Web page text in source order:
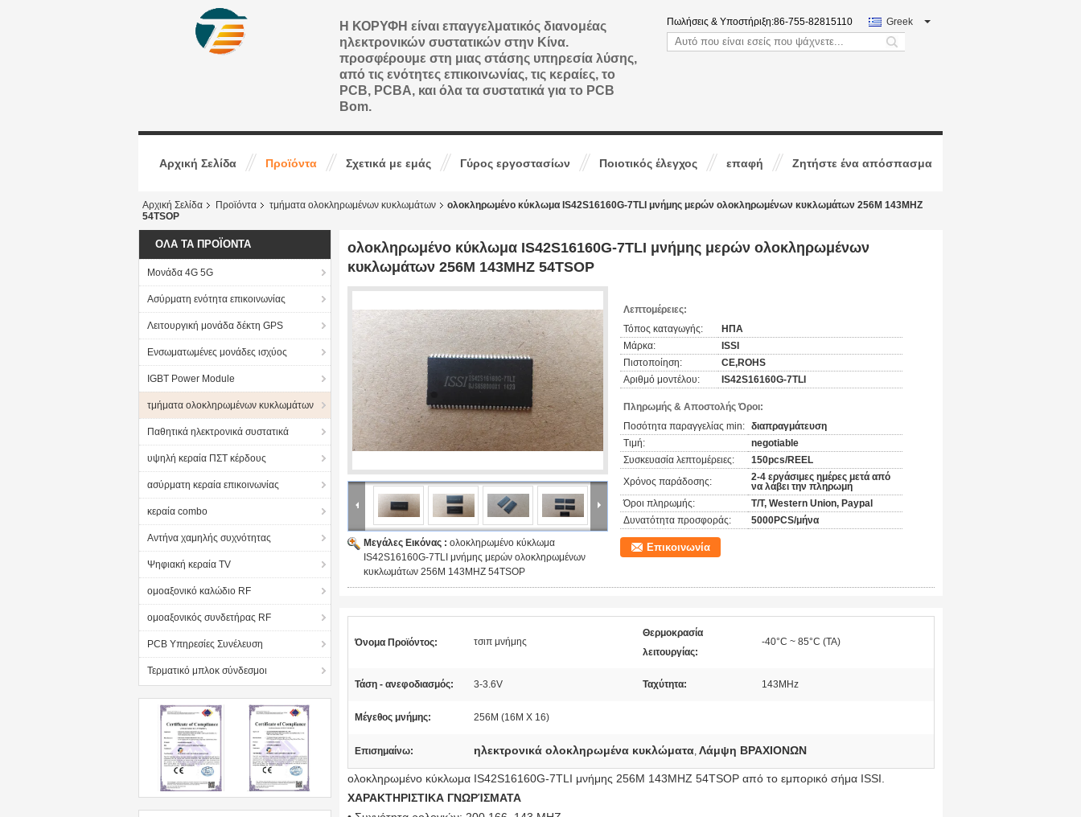
Η ΚΟΡΥΦΗ είναι επαγγελματικός διανομέας
ηλεκτρονικών συστατικών στην Κίνα.
προσφέρουμε στη μιας στάσης υπηρεσία λύσης,
από τις ενότητες επικοινωνίας, τις κεραίες, το
PCB, PCBA, και όλα τα συστατικά για το PCB
Bom.
Πωλήσεις & Υποστήριξη:86-755-82815110 Greek
search
Αρχική Σελίδα Προϊόντα Σχετικά με εμάς Γύρος εργοστασίων Ποιοτικός έλεγχος επαφή Ζητήστε ένα απόσπασμα
Αρχική Σελίδα Προϊόντα τμήματα ολοκληρωμένων κυκλωμάτων
ολοκληρωμένο κύκλωμα IS42S16160G-7TLI μνήμης μερών ολοκληρωμένων κυκλωμάτων 256M 143MHZ
54TSOP
ΌΛΑ ΤΑ ΠΡΟΪΌΝΤΑ
Μονάδα 4G 5G
Ασύρματη ενότητα επικοινωνίας
Λειτουργική μονάδα δέκτη GPS
Ενσωματωμένες μονάδες ισχύος
IGBT Power Module
τμήματα ολοκληρωμένων κυκλωμάτων
Παθητικά ηλεκτρονικά συστατικά
υψηλή κεραία ΠΣΤ κέρδους
ασύρματη κεραία επικοινωνίας
κεραία combo
Αντήνα χαμηλής συχνότητας
Ψηφιακή κεραία TV
ομοαξονικό καλώδιο RF
ομοαξονικός συνδετήρας RF
PCB Υπηρεσίες Συνέλευση
Τερματικό μπλοκ σύνδεσμοι
ολοκληρωμένο κύκλωμα IS42S16160G-7TLI μνήμης μερών ολοκληρωμένων
κυκλωμάτων 256M 143MHZ 54TSOP
Μεγάλες Εικόνας : ολοκληρωμένο κύκλωμα
IS42S16160G-7TLI μνήμης μερών ολοκληρωμένων
κυκλωμάτων 256M 143MHZ 54TSOP
Λεπτομέρειες:
Τόπος καταγωγής:
ΗΠΑ
Μάρκα:
ISSI
Πιστοποίηση:
CE,ROHS
Αριθμό μοντέλου:
IS42S16160G-7TLI
Πληρωμής & Αποστολής Όροι:
Ποσότητα παραγγελίας min: διαπραγμάτευση
Τιμή:
negotiable
Συσκευασία λεπτομέρειες:
150pcs/REEL
Χρόνος παράδοσης:
2-4 εργάσιμες ημέρες μετά από
να λάβει την πληρωμή
Όροι πληρωμής:
T/T, Western Union, Paypal
Δυνατότητα προσφοράς:
5000PCS/μήνα
Επικοινωνία
Όνομα Προϊόντος: τσιπ μνήμης
Θερμοκρασία
λειτουργίας:
-40°C ~ 85°C (TA)
Τάση - ανεφοδιασμός: 3-3.6V Ταχύτητα: 143MHz
Μέγεθος μνήμης: 256M (16M X 16)
Επισημαίνω: ηλεκτρονικά ολοκληρωμένα κυκλώματα, Λάμψη ΒΡΑΧΙΟΝΩΝ
ολοκληρωμένο κύκλωμα IS42S16160G-7TLI μνήμης 256M 143MHZ 54TSOP από το εμπορικό σήμα ISSI.
ΧΑΡΑΚΤΗΡΙΣΤΙΚΑ ΓΝΩΡΊΣΜΑΤΑ